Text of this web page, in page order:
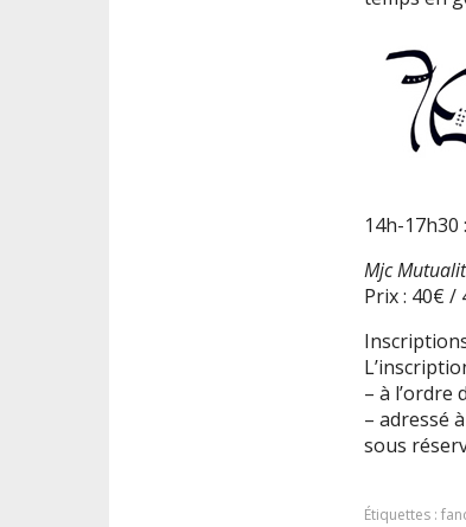
14h-17h30
Mjc
Prix : 40€ /
– à l’ordre
– adressé
sous
Étiquettes :